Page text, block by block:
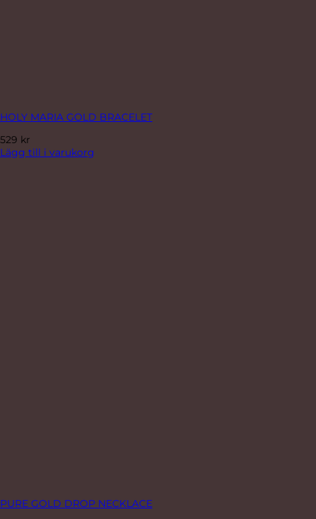
HOLY MARIA GOLD BRACELET
529 kr
Lägg till i varukorg
PURE GOLD DROP NECKLACE